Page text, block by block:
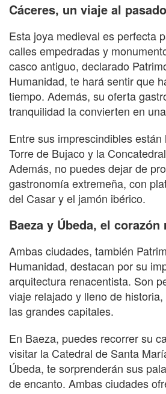
Cáceres, un viaje al pasado
Esta joya medieval es perfecta
calles empedradas y
casco antiguo, declarado
Humanidad, te hará sentir que
tiempo. Además, su oferta
tranquilidad la convierten en
Entre sus imprescindibles
Torre de Bujaco y la
Además, no puedes dejar de
gastronomía extremeña, con
del Casar y el jamón ibérico.
Baeza y Úbeda, el
Ambas ciudades, también
Humanidad, destacan por su
arquitectura renacentista. Son
viaje relajado y lleno de
las grandes capitales.
En Baeza, puedes recorrer su
visitar la Catedral de Santa
Úbeda, te sorprenderán sus
de encanto. Ambas ciudades